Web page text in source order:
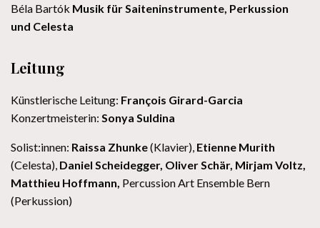
Béla Bartók Musik für Saiteninstrumente, Perkussion
und Celesta
Leitung
Künstlerische Leitung: François Girard-Garcia
Konzertmeisterin: Sonya Suldina
Solist:innen: Raissa Zhunke(Klavier), Etienne Murith
(Celesta), Daniel Scheidegger, Oliver Schär, Mirjam Voltz,
Matthieu Hoffmann, Percussion Art Ensemble Bern
(Perkussion)